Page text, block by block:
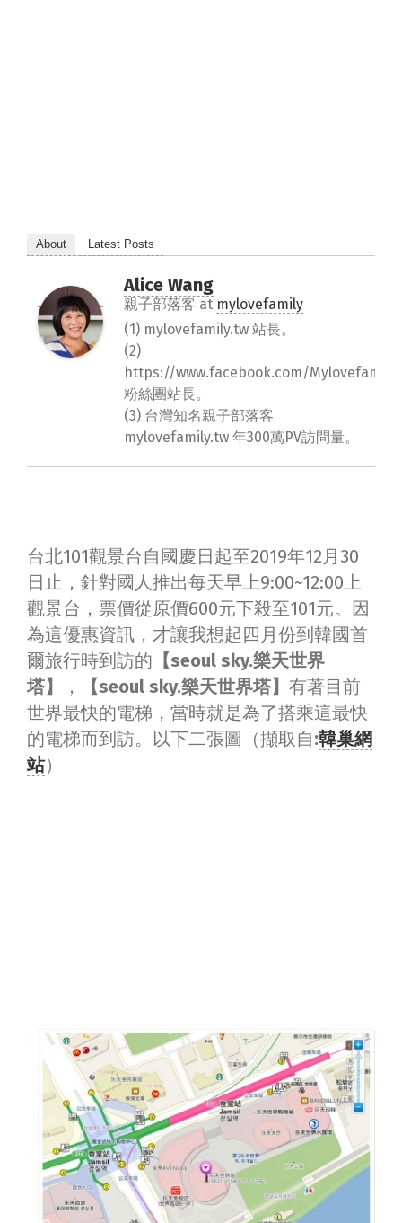
About Latest Posts
Alice Wang
親子部落客 at mylovefamily
(1) mylovefamily.tw 站長。
(2)
https://www.facebook.com/
粉絲團站長。
(3) 台灣知名親子部落客
mylovefamily.tw 年300萬PV訪問量。
台北101觀景台自國慶日起至2019年12月30
日止，針對國人推出每天早上9:00~12:00上
觀景台，票價從原價600元下殺至101元。因
為這優惠資訊，才讓我想起四月份到韓國首
爾旅行時到訪的 【seoul sky.樂天世界
塔】
， 【seoul sky.樂天世界塔】 有著目前
世界最快的電梯，當時就是為了搭乘這最快
的電梯而到訪。以下二張圖（擷取自:韓巢網
站）